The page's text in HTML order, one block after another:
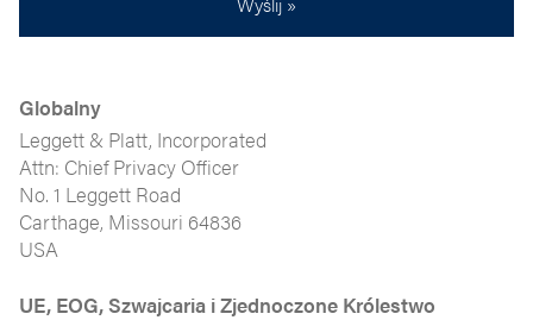
Globalny
Leggett & Platt, Incorporated
Attn: Chief Privacy Officer
No. 1 Leggett Road
Carthage, Missouri 64836
USA
UE, EOG, Szwajcaria i Zjednoczone Królestwo